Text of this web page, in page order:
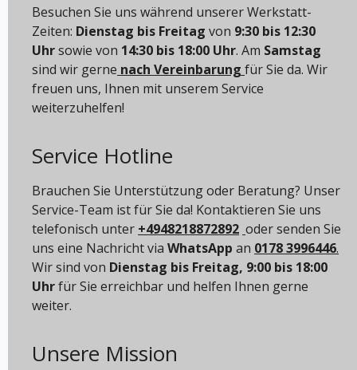
Besuchen Sie uns während unserer Werkstatt-
Zeiten: Dienstag bis Freitag von 9:30 bis 12:30
Uhrsowie von 14:30 bis 18:00 Uhr. Am Samstag
sind wir gerne nach Vereinbarung für Sie da. Wir
freuen uns, Ihnen mit unserem Service
weiterzuhelfen!
Service Hotline
Brauchen Sie Unterstützung oder Beratung? Unser
Service-Team ist für Sie da! Kontaktieren Sie uns
telefonisch unter +4948218872892 oder senden Sie
uns eine Nachricht via WhatsApp an 0178 3996446.
Wir sind von Dienstag bis Freitag, 9:00 bis 18:00
Uhrfür Sie erreichbar und helfen Ihnen gerne
weiter.
Unsere Mission